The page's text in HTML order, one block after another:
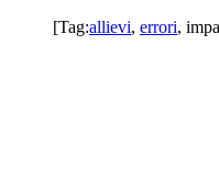
[Tag:allievi, errori,